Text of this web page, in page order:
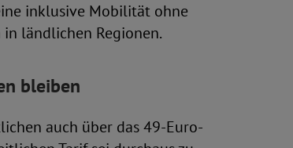
inklusive Mobilität ohne
ländlichen Regionen.
bleiben
auch über das 49-Euro-